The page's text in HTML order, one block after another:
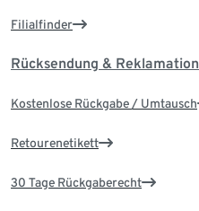
Filialfinder
Rücksendung & Reklamation
Kostenlose Rückgabe / Umtausch
Retourenetikett
30 Tage Rückgaberecht